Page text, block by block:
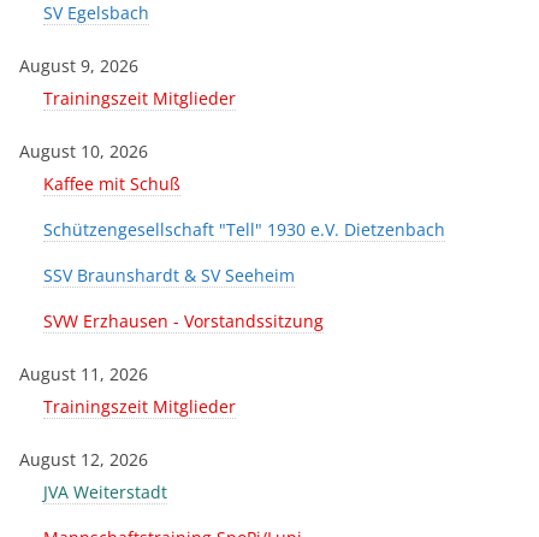
SV Egelsbach
August 9, 2026
Trainingszeit Mitglieder
August 10, 2026
Kaffee mit Schuß
Schützengesellschaft "Tell" 1930 e.V. Dietzenbach
SSV Braunshardt & SV Seeheim
SVW Erzhausen - Vorstandssitzung
August 11, 2026
Trainingszeit Mitglieder
August 12, 2026
JVA Weiterstadt